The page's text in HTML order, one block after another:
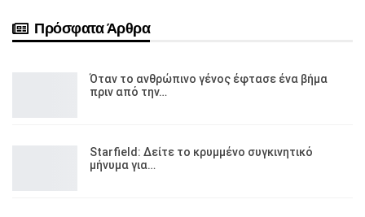
Πρόσφατα Άρθρα
Όταν το ανθρώπινο γένος έφτασε ένα βήμα
πριν από την…
Starfield: Δείτε το κρυμμένο συγκινητικό
μήνυμα για…